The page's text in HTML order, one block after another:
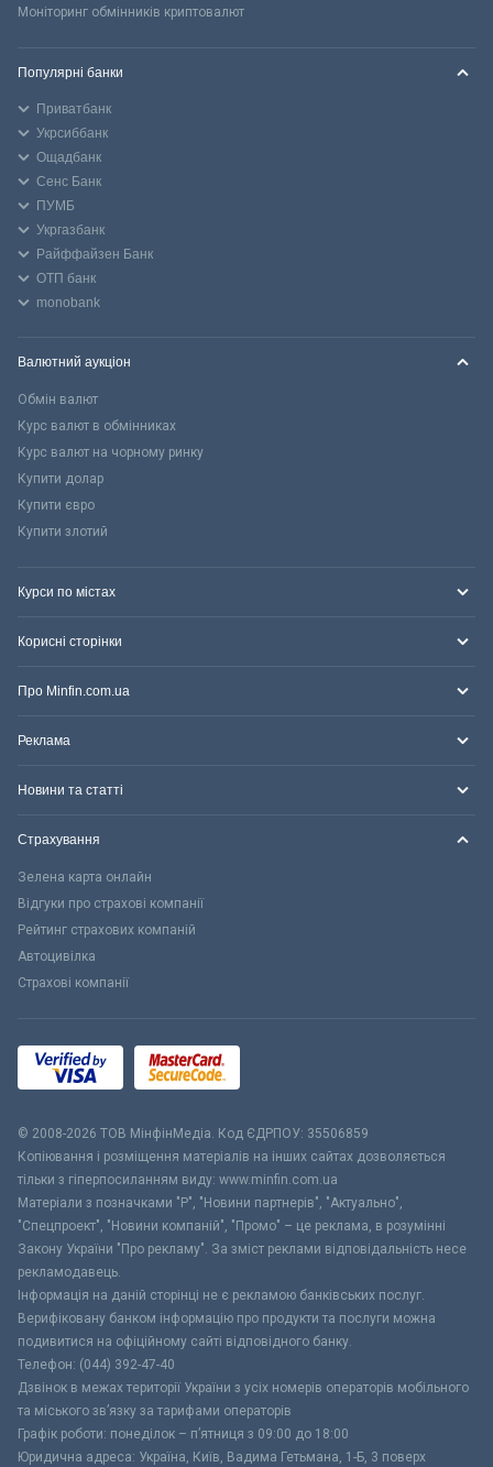
Моніторинг обмінників криптовалют
Популярні банки
Приватбанк
Укрсиббанк
Ощадбанк
Сенс Банк
ПУМБ
Укргазбанк
Райффайзен Банк
ОТП банк
monobank
Валютний аукціон
Обмін валют
Курс валют в обмінниках
Курс валют на чорному ринку
Купити долар
Купити євро
Купити злотий
Курси по містах
Корисні сторінки
Про Minfin.com.ua
Реклама
Новини та статті
Страхування
Зелена карта онлайн
Відгуки про страхові компанії
Рейтинг страхових компаній
Автоцивілка
Страхові компанії
© 2008-2026 ТОВ МiнфiнМедiа. Код ЄДРПОУ: 35506859
Копіювання і розміщення матеріалів на інших сайтах дозволяється
тільки з гіперпосиланням виду: www.minfin.com.ua
Матеріали з позначками "Р", "Новини партнерів", "Актуально",
"Спецпроект", "Новини компаній", "Промо" – це реклама, в розумінні
Закону України "Про рекламу". За зміст реклами відповідальність несе
рекламодавець.
Інформація на даній сторінці не є рекламою банківських послуг.
Верифіковану банком інформацію про продукти та послуги можна
подивитися на офіційному сайті відповідного банку.
Телефон: (044) 392-47-40
Дзвінок в межах території України з усіх номерів операторів мобільного
та міського зв’язку за тарифами операторів
Графік роботи: понеділок – п’ятниця з 09:00 до 18:00
Юридична адреса: Україна, Київ, Вадима Гетьмана, 1-Б, 3 поверх